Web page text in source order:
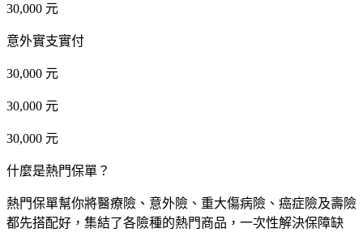
30,000 元
意外實支實付
30,000 元
30,000 元
30,000 元
什麼是熱門保單？
熱門保單幫你將醫療險、意外險、重大傷病險、癌症險及壽險
都先搭配好，集結了各險種的熱門商品，一次性解決保障缺